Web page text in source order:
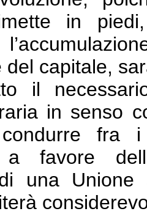
in
del capitale,
il
in senso
fra i
a favore
una